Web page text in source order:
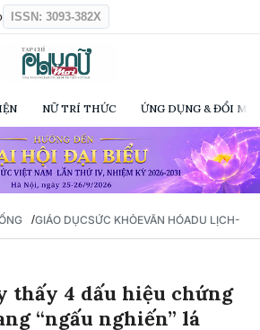
ISSN: 3093-382X
NỮ TRÍ THỨC ỨNG DỤNG & ĐỔI
/GIÁO DỤCSỨC KHỎEVĂN HÓADU LỊCH-
thấy 4 dấu hiệu chứng
“ngấu nghiến” lá